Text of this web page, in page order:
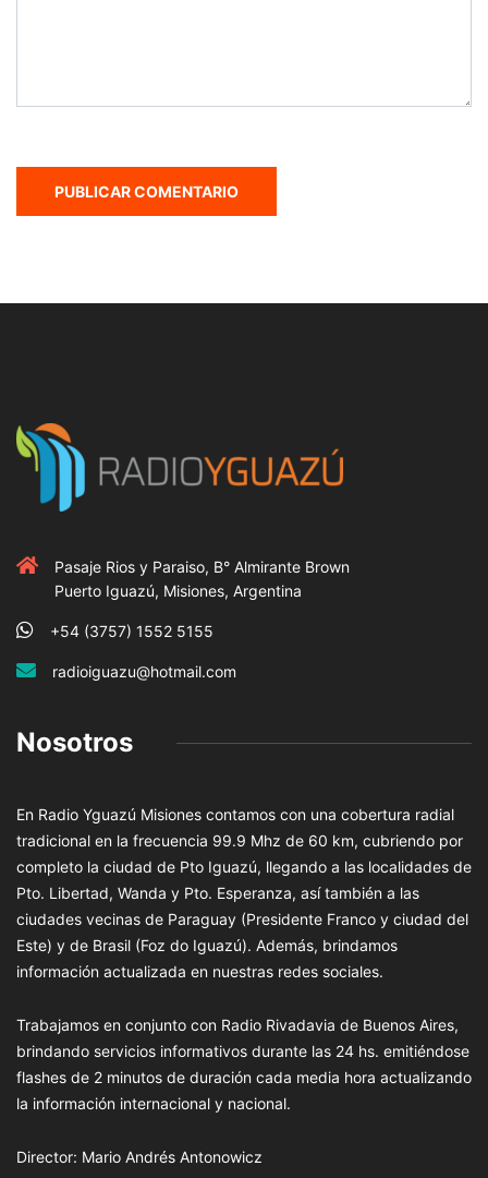
Pasaje Rios y Paraiso, B° Almirante Brown
Puerto Iguazú, Misiones, Argentina
+54 (3757) 1552 5155
radioiguazu@hotmail.com
Nosotros
En Radio Yguazú Misiones contamos con una cobertura radial
tradicional en la frecuencia 99.9 Mhz de 60 km, cubriendo por
completo la ciudad de Pto Iguazú, llegando a las localidades de
Pto. Libertad, Wanda y Pto. Esperanza, así también a las
ciudades vecinas de Paraguay (Presidente Franco y ciudad del
Este) y de Brasil (Foz do Iguazú). Además, brindamos
información actualizada en nuestras redes sociales.
Trabajamos en conjunto con Radio Rivadavia de Buenos Aires,
brindando servicios informativos durante las 24 hs. emitiéndose
flashes de 2 minutos de duración cada media hora actualizando
la información internacional y nacional.
Director: Mario Andrés Antonowicz